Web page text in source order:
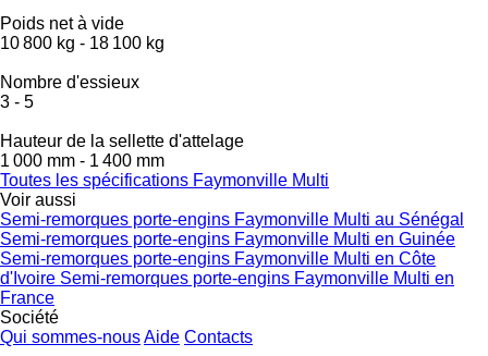
Poids net à vide
10 800 kg - 18 100 kg
Nombre d'essieux
3 - 5
Hauteur de la sellette d'attelage
1 000 mm - 1 400 mm
Toutes les spécifications Faymonville Multi
Voir aussi
Semi-remorques porte-engins Faymonville Multi au Sénégal
Semi-remorques porte-engins Faymonville Multi en Guinée
Semi-remorques porte-engins Faymonville Multi en Côte
d'Ivoire Semi-remorques porte-engins Faymonville Multi en
France
Société
Qui sommes-nousAide Contacts